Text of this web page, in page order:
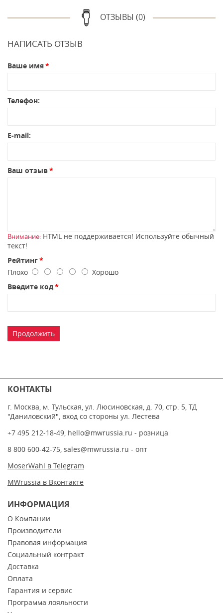
ОТЗЫВЫ (0)
НАПИСАТЬ ОТЗЫВ
Ваше имя
Телефон:
E-mail:
Ваш отзыв
Внимание: HTML не поддерживается! Используйте обычный
текст!
Рейтинг
Плохо
Хорошо
Введите код
Продолжить
КОНТАКТЫ
г. Москва, м. Тульская, ул. Люсиновская, д. 70, стр. 5, ТД
"Даниловский", вход со стороны ул. Лестева
+7 495 212-18-49, hello@mwrussia.ru - розница
8 800 600-42-75, sales@mwrussia.ru - опт
MoserWahl в Telegram
MWrussia в Вконтакте
ИНФОРМАЦИЯ
О Компании
Производители
Правовая информация
Социальный контракт
Доставка
Оплата
Гарантия и сервис
Программа лояльности